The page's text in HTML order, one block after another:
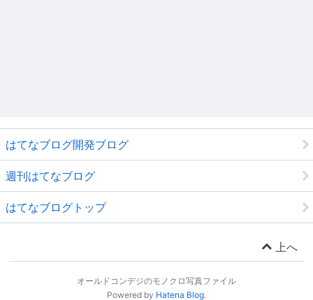
はてなブログ開発ブログ
週刊はてなブログ
はてなブログトップ
上へ
オールドコンデジのモノクロ写真ファイル
Powered by Hatena Blog.